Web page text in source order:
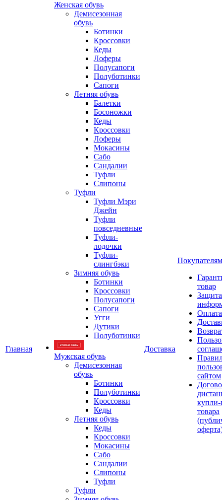
Главная
Женская обувь
Демисезонная
обувь
Ботинки
Кроссовки
Кеды
Лоферы
Полусапоги
Полуботинки
Сапоги
Летняя обувь
Балетки
Босоножки
Кеды
Кроссовки
Лоферы
Мокасины
Сабо
Сандалии
Туфли
Слипоны
Туфли
Туфли Мэри
Джейн
Туфли
повседневные
Туфли-
лодочки
Туфли-
слингбэки
Зимняя обувь
Ботинки
Кроссовки
Полусапоги
Сапоги
Угги
Дутики
Полуботинки
Мужская обувь
Демисезонная
обувь
Ботинки
Полуботинки
Кроссовки
Кеды
Летняя обувь
Кеды
Кроссовки
Мокасины
Сабо
Сандалии
Слипоны
Туфли
Туфли
Доставка
Покупателям
товар
Защита
Оплата
сайтом
товара